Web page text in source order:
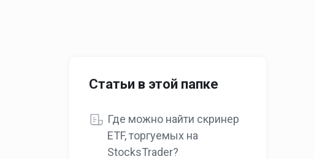
Статьи в этой папке
Где можно найти скринер
ETF, торгуемых на
StocksTrader?